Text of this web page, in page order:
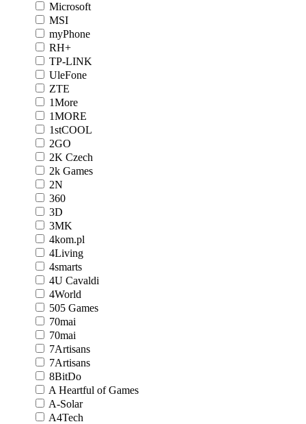
Microsoft
MSI
myPhone
RH+
TP-LINK
UleFone
ZTE
1More
1MORE
1stCOOL
2GO
2K Czech
2k Games
2N
360
3D
3MK
4kom.pl
4Living
4smarts
4U Cavaldi
4World
505 Games
70mai
70mai
7Artisans
7Artisans
8BitDo
A Heartful of Games
A-Solar
A4Tech